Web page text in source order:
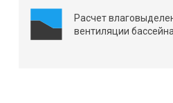
Расчет
вентиляции бассейна.